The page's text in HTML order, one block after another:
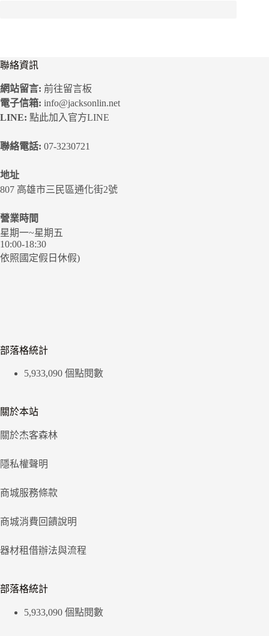
聯絡資訊
網站留言: 前往留言板
電子信箱: info@jacksonlin.net
LINE: 點此加入官方LINE
聯絡電話: 07-3230721
地址
807 高雄市三民區通化街2號
營業時間
星期一~星期五
10:00-18:30
依照國定假日休假)
部落格統計
5,933,090 個點閱數
關於本站
關於杰客森林
隱私權聲明
商城服務條款
商城消費回饋說明
器材租借辦法與流程
部落格統計
5,933,090 個點閱數